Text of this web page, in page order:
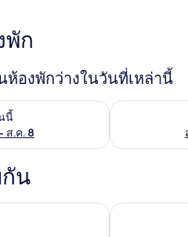
พัก
ห้องพักว่างในวันที่เหล่านี้
นี้
ส.ค. 8
กว่างในคืนนี้ ส.ค. 7 - ส.ค. 8
ตรวจสอบจำน
น
โรงแรมคริสตั